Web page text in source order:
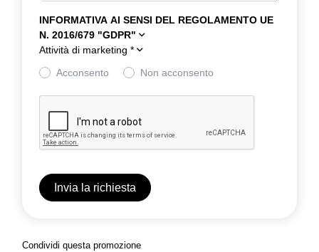
INFORMATIVA AI SENSI DEL REGOLAMENTO UE
N. 2016/679 "GDPR"
Attività di marketing *
Acconsento Non acconsento
Condividi questa promozione